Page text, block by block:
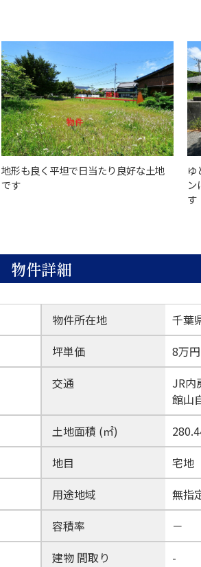
地形も良く平坦で日当たり良好な土地
です
ゆ
ン
す
物件詳細
物件所在地
千葉
坪単価
8万円
交通
JR内
館山
土地面積 (㎡)
地目
宅地
用途地域
無指
容積率
－
建物 間取り
-